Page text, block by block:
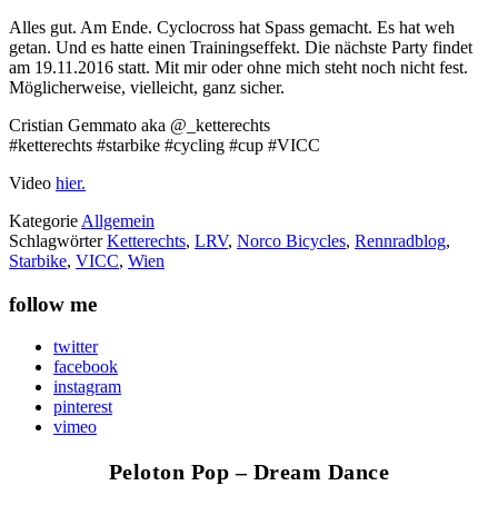
Alles gut. Am Ende. Cyclocross hat Spass gemacht. Es hat weh
getan. Und es hatte einen Trainingseffekt. Die nächste Party findet
am 19.11.2016 statt. Mit mir oder ohne mich steht noch nicht fest.
Möglicherweise, vielleicht, ganz sicher.
Cristian Gemmato aka @_ketterechts
#ketterechts #starbike #cycling #cup #VICC
Video hier.
Kategorie Allgemein
SchlagwörterKetterechts, LRV, Norco Bicycles, Rennradblog,
Starbike, VICC, Wien
follow me
twitter
facebook
instagram
pinterest
vimeo
Peloton Pop – Dream Dance